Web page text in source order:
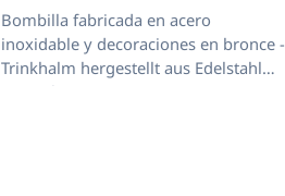
Bombilla fabricada en acero
inoxidable y decoraciones en bronce -
Trinkhalm hergestellt aus Edelstahl